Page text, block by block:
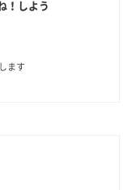
！しよう
ます